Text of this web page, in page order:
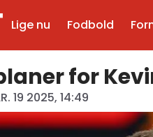
Lige nu Fodbold
for
19 2025, 14:49